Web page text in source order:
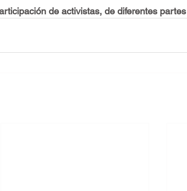
de activistas, de diferentes